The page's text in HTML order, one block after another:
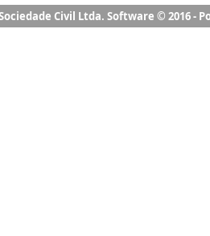
Civil Ltda. Software © 2016 -